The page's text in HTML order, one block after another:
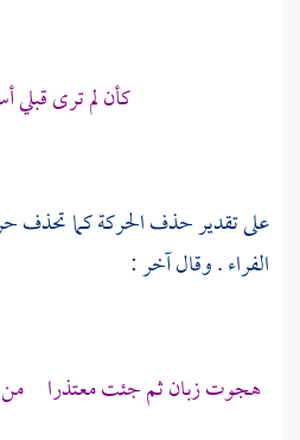
كأن لم ترى قبلي
على تقدير حذف الحركة كما
الفراء. وقال آخر :
هجوت زبان ثم جئت معتذرا من